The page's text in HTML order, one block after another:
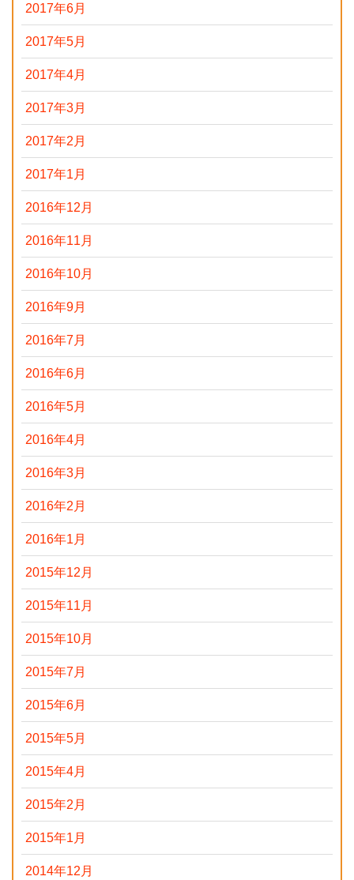
2017年6月
2017年5月
2017年4月
2017年3月
2017年2月
2017年1月
2016年12月
2016年11月
2016年10月
2016年9月
2016年7月
2016年6月
2016年5月
2016年4月
2016年3月
2016年2月
2016年1月
2015年12月
2015年11月
2015年10月
2015年7月
2015年6月
2015年5月
2015年4月
2015年2月
2015年1月
2014年12月